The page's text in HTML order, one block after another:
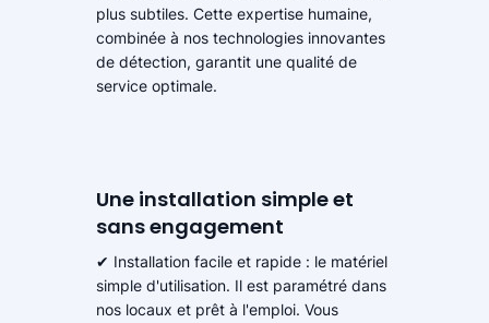
plus subtiles. Cette expertise humaine,
combinée à nos technologies innovantes
de détection, garantit une qualité de
service optimale.
Une installation simple et
sans engagement
✔ Installation facile et rapide : le matériel
simple d'utilisation. Il est paramétré dans
nos locaux et prêt à l'emploi. Vous